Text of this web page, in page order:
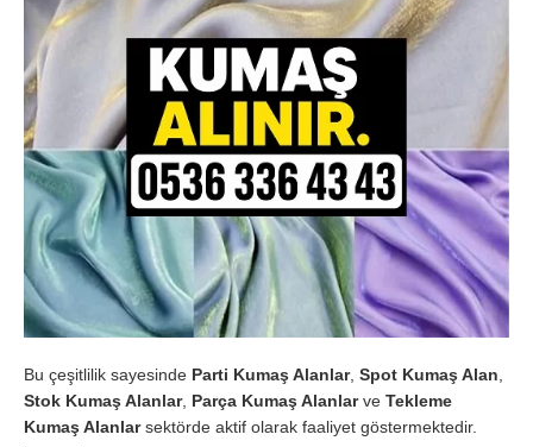
Bu çeşitlilik sayesinde Parti Kumaş Alanlar, Spot Kumaş Alan
Stok Kumaş Alanlar, Parça Kumaş Alanlarve Tekleme
Kumaş Alanlarsektörde aktif olarak faaliyet göstermektedir.